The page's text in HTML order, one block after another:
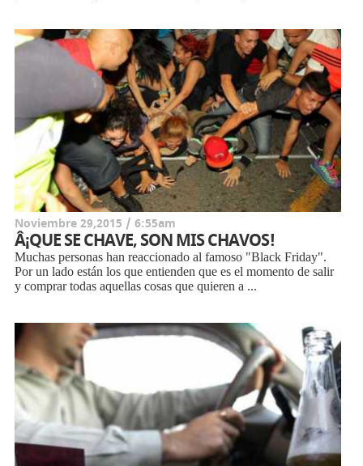
Noviembre 29,2015 / 6:55am
Â¡QUE SE CHAVE, SON MIS CHAVOS!
Muchas personas han reaccionado al famoso "Black Friday".
Por un lado están los que entienden que es el momento de salir
y comprar todas aquellas cosas que quieren a ...